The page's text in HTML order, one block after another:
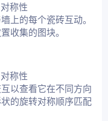
称性
上的每个瓷砖互动。
收集的图块。
称性
以查看它在不同方向
的旋转对称顺序匹配